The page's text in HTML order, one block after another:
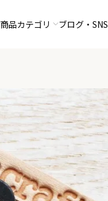
商品カテゴリ ブログ・SNS